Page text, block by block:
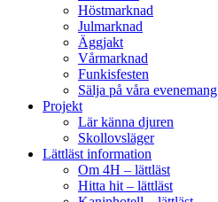
Höstmarknad
Julmarknad
Äggjakt
Vårmarknad
Funkisfesten
Sälja på våra evenemang
Projekt
Lär känna djuren
Skollovsläger
Lättläst information
Om 4H – lättläst
Hitta hit – lättläst